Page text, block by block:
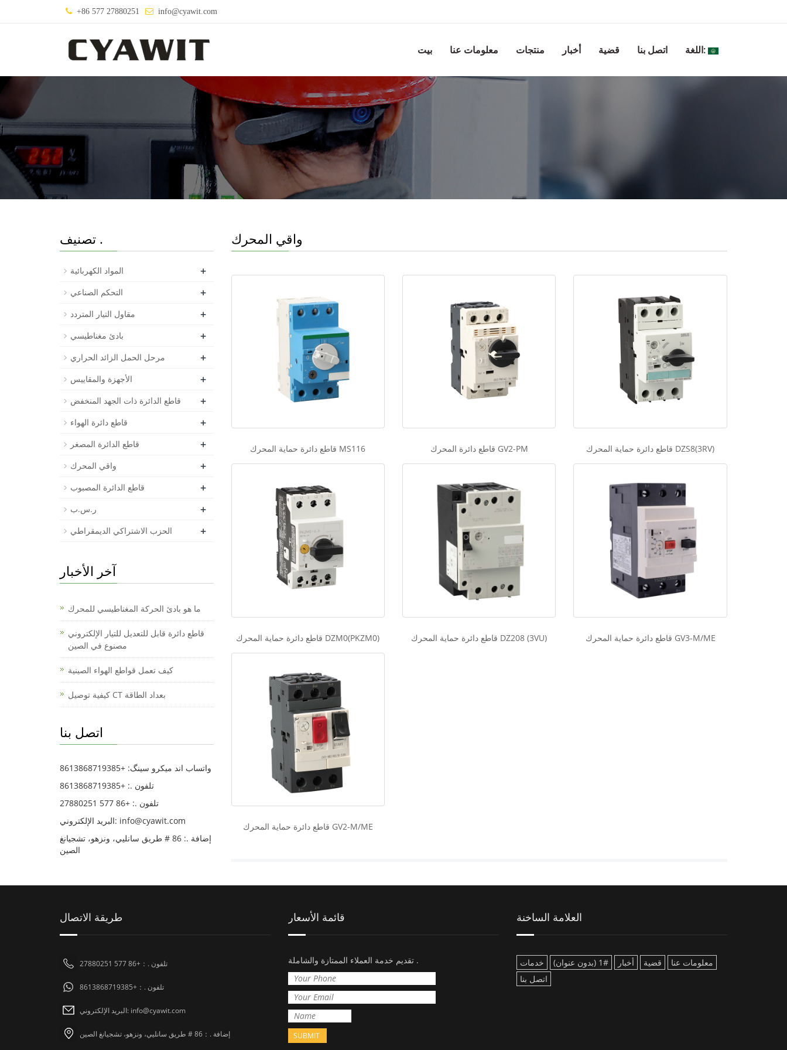
+86 577 27880251 info@cyawit.com
بيت معلومات عنا منتجات أخبار قضية اتصل بنا اللغة:
واقي المحرك
قاطع دائرة حماية المحرك MS116 قاطع دائرة المحرك GV2-PM قاطع دائرة حماية المحرك DZS8(3RV)
قاطع دائرة حماية المحرك DZM0(PKZM0) قاطع دائرة حماية المحرك DZ208 (3VU) قاطع دائرة حماية المحرك GV3-M/ME
قاطع دائرة حماية المحرك GV2-M/ME
تصنيف .
المواد الكهربائية +
التحكم الصناعي +
مقاول التيار المتردد +
بادئ مغناطيسي +
مرحل الحمل الزائد الحراري +
الأجهزة والمقاييس +
قاطع الدائرة ذات الجهد المنخفض +
قاطع دائرة الهواء +
قاطع الدائرة المصغر +
واقي المحرك +
قاطع الدائرة المصبوب +
ر.س.ب +
الحزب الاشتراكي الديمقراطي +
آخر الأخبار
ما هو بادئ الحركة المغناطيسي للمحرك
قاطع دائرة قابل للتعديل للتيار الإلكتروني
مصنوع في الصين
كيف تعمل قواطع الهواء الصينية
كيفية توصيل CT بعداد الطاقة
اتصل بنا
واتساب اند میکرو سینگ: +8613868719385
تلفون .: +8613868719385
تلفون .: +86 577 27880251
البريد الإلكتروني: info@cyawit.com
إضافة .: 86 # طريق سانليي، ونزهو، تشجيانغ
الصين
طريقة الاتصال
تلفون .：+86 577 27880251
تلفون .：+8613868719385
البريد الإلكتروني: info@cyawit.com
إضافة .：86 # طريق سانليي، ونزهو، تشجيانغ الصين
قائمة الأسعار
تقديم خدمة العملاء الممتازة والشاملة .
العلامة الساخنة
معلومات عنا قضية أخبار #1 (بدون عنوان)
خدمات
اتصل بنا